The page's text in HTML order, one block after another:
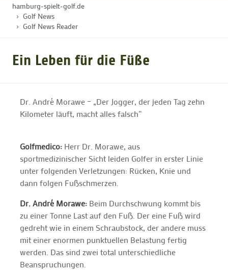
STARTSEITE
GOLF CARD
MITGLIEDSCHAFT
GOLF NEWS
GOLFEINSTEIGER
GOLFHOTELS
hamburg-spielt-golf.de
Golf News
Golf News Reader
Ein Leben für die Füße
Dr. André Morawe – „Der Jogger, der jeden Tag zehn
Kilometer läuft, macht alles falsch“
Golfmedico: Herr Dr. Morawe, aus
sportmedizinischer Sicht leiden Golfer in erster Linie
unter folgenden Verletzungen: Rücken, Knie und
dann folgen Fußschmerzen.
Dr. André Morawe: Beim Durchschwung kommt bis
zu einer Tonne Last auf den Fuß. Der eine Fuß wird
gedreht wie in einem Schraubstock, der andere muss
mit einer enormen punktuellen Belastung fertig
werden. Das sind zwei total unterschiedliche
Beanspruchungen.